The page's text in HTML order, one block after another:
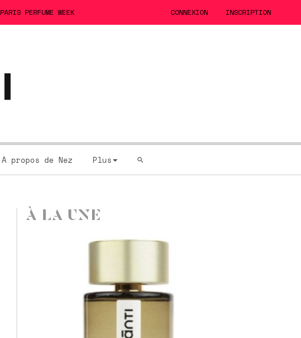
PARIS PERFUME WEEK CONNEXION INSCRIPTION
À propos de Nez Plus
À LA UNE